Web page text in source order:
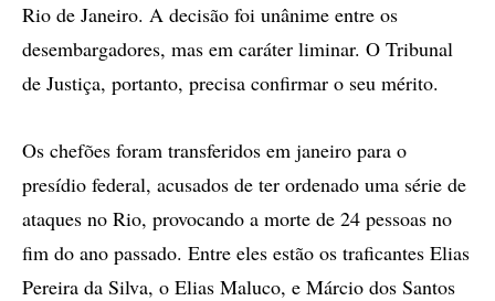
Rio de Janeiro. A decisão foi unânime entre os
desembargadores, mas em caráter liminar. O Tribunal
de Justiça, portanto, precisa confirmar o seu mérito.
Os chefões foram transferidos em janeiro para o
presídio federal, acusados de ter ordenado uma série de
ataques no Rio, provocando a morte de 24 pessoas no
fim do ano passado. Entre eles estão os traficantes Elias
Pereira da Silva, o Elias Maluco, e Márcio dos Santos